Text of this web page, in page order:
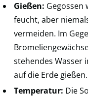
Gießen: Gegossen
feucht, aber
vermeiden. Im
stehendes Wasser
auf die Erde gießen.
Temperatur: Die